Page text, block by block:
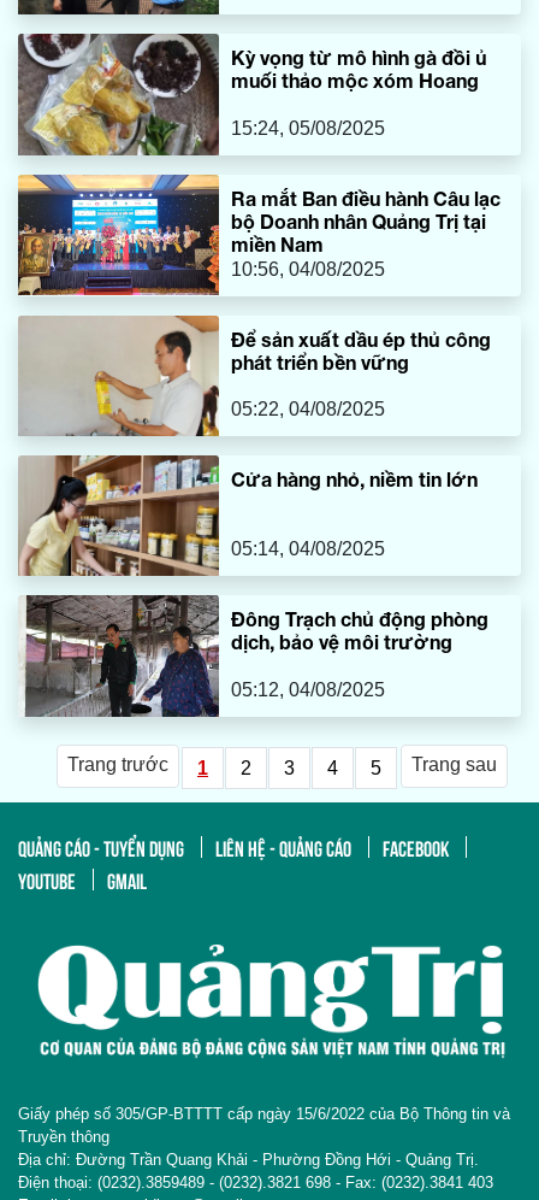
Kỳ vọng từ mô hình gà đồi ủ
muối thảo mộc xóm Hoang
15:24, 05/08/2025
Ra mắt Ban điều hành Câu lạc
bộ Doanh nhân Quảng Trị tại
miền Nam
10:56, 04/08/2025
Để sản xuất dầu ép thủ công
phát triển bền vững
05:22, 04/08/2025
Cửa hàng nhỏ, niềm tin lớn
05:14, 04/08/2025
Đông Trạch chủ động phòng
dịch, bảo vệ môi trường
05:12, 04/08/2025
Trang trước 1 2 3 4 5 Trang sau
QUẢNG CÁO - TUYỂN DỤNG LIÊN HỆ - QUẢNG CÁO
FACEBOOK
YOUTUBE
GMAIL
Giấy phép số 305/GP-BTTTT cấp ngày 15/6/2022 của Bộ Thông tin và
Truyền thông
Địa chỉ: Đường Trần Quang Khải - Phường Đồng Hới - Quảng Trị.
Điện thoại: (0232).3859489 - (0232).3821 698 - Fax: (0232).3841 403